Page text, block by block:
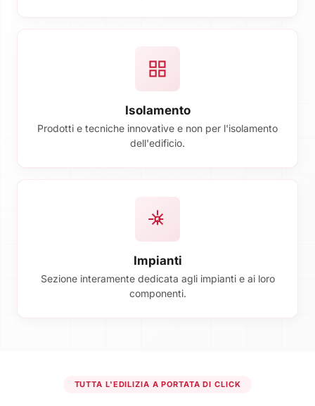
Isolamento
Prodotti e tecniche innovative e non per l'isolamento
dell'edificio.
Impianti
Sezione interamente dedicata agli impianti e ai loro
componenti.
TUTTA L'EDILIZIA A PORTATA DI CLICK